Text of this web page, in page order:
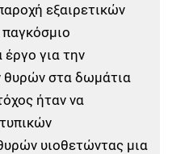
εξαιρετικών
έργο για την
στα δωμάτια
ήταν να
υιοθετώντας μια